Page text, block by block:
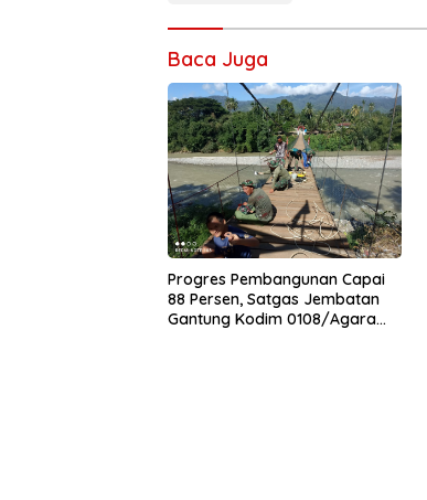
Baca Juga
Progres Pembangunan Capai
88 Persen, Satgas Jembatan
Gantung Kodim 0108/Agara